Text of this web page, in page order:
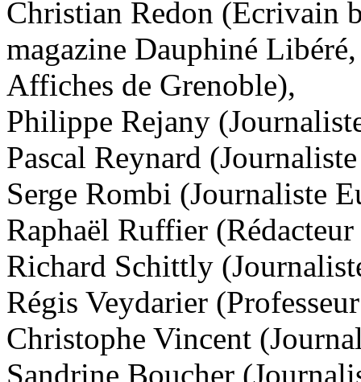
Christian Redon (Ecrivain
magazine Dauphiné
Affiches de Grenoble),
Philippe Rejany
Pascal Reynard
Serge Rombi (Journaliste
Raphaël Ruffier
Richard Schittly
Régis Veydarier
Christophe Vincent
Sandrine Boucher